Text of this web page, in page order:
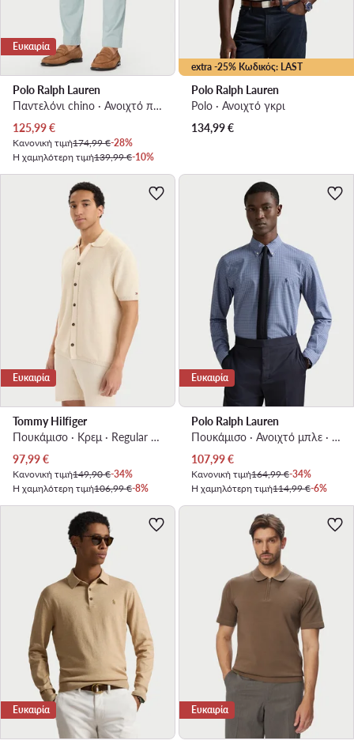
Ευκαιρία
Polo Ralph Lauren
Παντελόνι chino · Ανοιχτό πράσινο · Slim Fit
Τρέχουσα τιμή
125,99€
Κανονική τιμή174,99 €-28%
Η χαμηλότερη τιμή139,99 €-10%
extra -25% Κωδικός: LAST
Polo Ralph Lauren
Polo · Ανοιχτό γκρι
134,99€
Ευκαιρία
Tommy Hilfiger
Πουκάμισο · Κρεμ · Regular Fit
Τρέχουσα τιμή
97,99€
Κανονική τιμή149,90 €-34%
Η χαμηλότερη τιμή106,99 €-8%
Ευκαιρία
Polo Ralph Lauren
Πουκάμισο · Ανοιχτό μπλε · Regular Fit
Τρέχουσα τιμή
107,99€
Κανονική τιμή164,99 €-34%
Η χαμηλότερη τιμή114,99 €-6%
Ευκαιρία Ευκαιρία